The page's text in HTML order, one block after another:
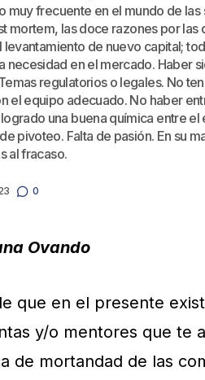
muy frecuente en el mundo de
mortem, las doce razones por
levantamiento de nuevo capital;
necesidad en el mercado. Haber
regulatorios o legales. No
el equipo adecuado. No haber
una buena química entre
pivoteo. Falta de pasión. En su
al fracaso.
0
Ovando
que en el presente
y/o mentores que te
de mortandad de las